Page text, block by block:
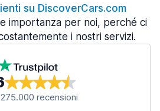
su DiscoverCars.com
importanza per noi, perché ci
i nostri servizi.
recensioni